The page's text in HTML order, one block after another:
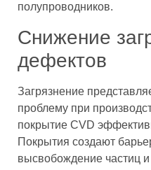
полупроводников.
Снижение
дефектов
Загрязнение
проблему при
покрытие CVD
Покрытия создают
высвобождение частиц